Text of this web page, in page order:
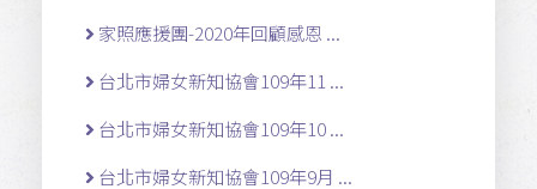
家照應援團-2020年回顧感恩 ...
台北市婦女新知協會109年11 ...
台北市婦女新知協會109年10 ...
台北市婦女新知協會109年9月 ...